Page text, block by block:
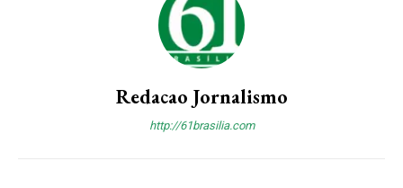
Redacao Jornalismo
http://61brasilia.com